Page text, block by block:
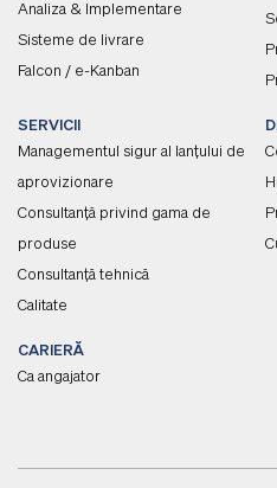
Analiza & Implementare
Sisteme de livrare
Falcon / e-Kanban
SERVICII
Managementul sigur al lanțului de
aprovizionare
Consultanță privind gama de
produse
Consultanță tehnică
Calitate
CARIERĂ
Ca angajator